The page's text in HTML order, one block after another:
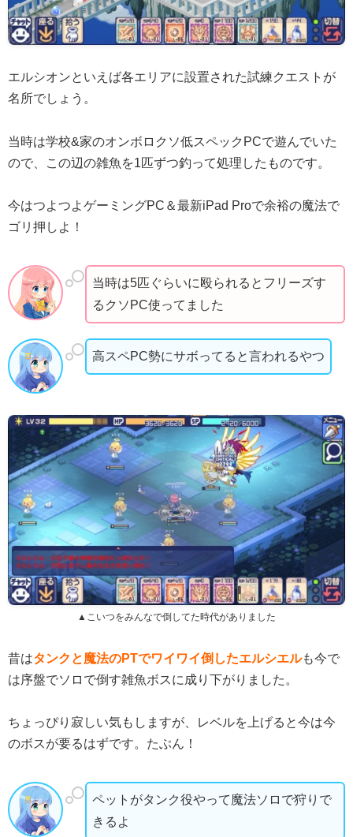
エルシオンといえば各エリアに設置された試練クエストが
名所でしょう。
当時は学校&家のオンボロクソ低スペックPCで遊んでいた
ので、この辺の雑魚を1匹ずつ釣って処理したものです。
今はつよつよゲーミングPC＆最新iPad Proで余裕の魔法で
ゴリ押しよ！
当時は5匹ぐらいに殴られるとフリーズす
るクソPC使ってました
高スペPC勢にサボってると言われるやつ
▲こいつをみんなで倒してた時代がありました
昔はタンクと魔法のPTでワイワイ倒したエルシエルも今で
は序盤でソロで倒す雑魚ボスに成り下がりました。
ちょっぴり寂しい気もしますが、レベルを上げると今は今
のボスが要るはずです。たぶん！
ペットがタンク役やって魔法ソロで狩りで
きるよ